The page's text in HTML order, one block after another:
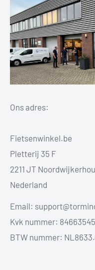
Ons adres:
Fietsenwinkel.be
Pletterij 35 F
2211 JT
Nederland
Email:
Kvk nummer: 84663545
BTW nummer: